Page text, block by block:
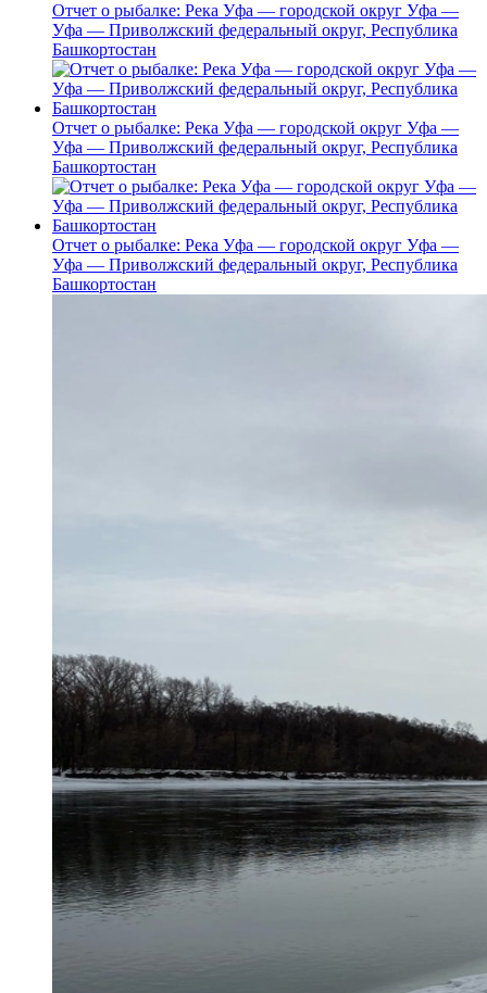
Отчет о рыбалке: Река Уфа — городской округ Уфа —
Уфа — Приволжский федеральный округ, Республика
Башкортостан
Отчет о рыбалке: Река Уфа — городской округ Уфа —
Уфа — Приволжский федеральный округ, Республика
Башкортостан
Отчет о рыбалке: Река Уфа — городской округ Уфа —
Уфа — Приволжский федеральный округ, Республика
Башкортостан